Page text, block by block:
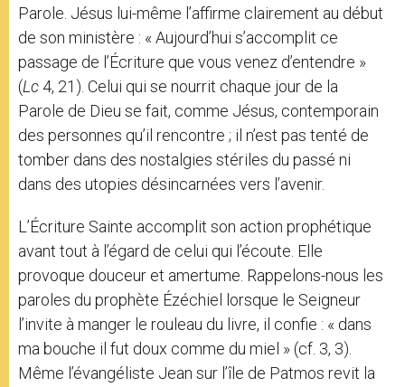
Parole. Jésus lui-même l’affirme clairement au début
de son ministère : « Aujourd’hui s’accomplit ce
passage de l’Écriture que vous venez d’entendre »
(Lc 4, 21). Celui qui se nourrit chaque jour de la
Parole de Dieu se fait, comme Jésus, contemporain
des personnes qu’il rencontre ; il n’est pas tenté de
tomber dans des nostalgies stériles du passé ni
dans des utopies désincarnées vers l’avenir.
L’Écriture Sainte accomplit son action prophétique
avant tout à l’égard de celui qui l’écoute. Elle
provoque douceur et amertume. Rappelons-nous les
paroles du prophète Ézéchiel lorsque le Seigneur
l’invite à manger le rouleau du livre, il confie : « dans
ma bouche il fut doux comme du miel » (cf. 3, 3).
Même l’évangéliste Jean sur l’île de Patmos revit la